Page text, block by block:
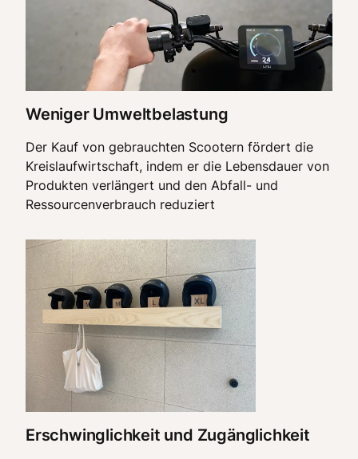
Weniger Umweltbelastung
Der Kauf von gebrauchten Scootern fördert die
Kreislaufwirtschaft, indem er die Lebensdauer von
Produkten verlängert und den Abfall- und
Ressourcenverbrauch reduziert
Erschwinglichkeit und Zugänglichkeit